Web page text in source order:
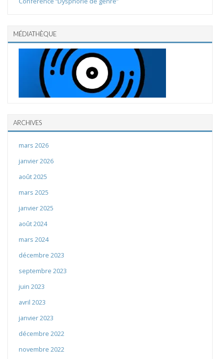
MÉDIATHÈQUE
ARCHIVES
mars 2026
janvier 2026
août 2025
mars 2025
janvier 2025
août 2024
mars 2024
décembre 2023
septembre 2023
juin 2023
avril 2023
janvier 2023
décembre 2022
novembre 2022